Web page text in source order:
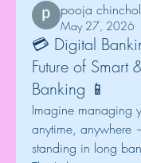
pooja
May 27, 2026
💳 Digital
Future of Smart
Banking 📱
Imagine managing
anytime, anywhere
standing in long